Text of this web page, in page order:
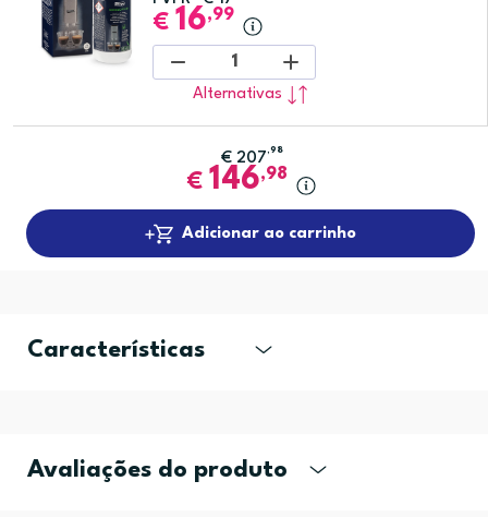
€ 16,99
1
Alternativas
€ 207,98
€ 146,98
Adicionar ao carrinho
Características
Avaliações do produto